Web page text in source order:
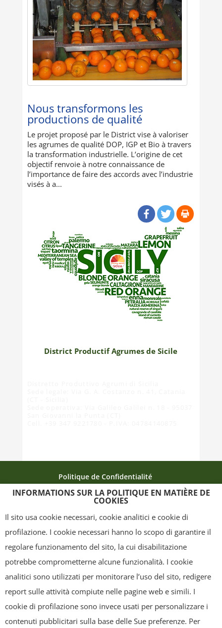
Nous transformons les
productions de qualité
Le projet proposé par le District vise à valoriser
les agrumes de qualité DOP, IGP et Bio à travers
la transformation industrielle. L’origine de cet
objectif renvoie à notre connaissance de
l’importance de faire des accords avec l’industrie
visés à a...
District Productif Agrumes de Sicile
Politique de Confidentialité
Politique relative aux cookies
La carte du site
grafica ed il layout) sono di proprietà del "Distretto Produttivo Agrumi di
Sicilia" e tutelati dal diritto d’autore. È pertanto vietato copiarli,
pubblicarli, riscriverli, commercializzarli, distribuirli, anche soltanto in
parte. Tutti i documenti presenti su questo sito, disponibili gratuitamente
INFORMATIONS SUR LA POLITIQUE EN MATIÈRE DE
COOKIES
Il sito usa cookie necessari, cookie analitici e cookie di
profilazione. I cookie necessari hanno lo scopo di garantire il
regolare funzionamento del sito, la cui disabilitazione
potrebbe comprometterne alcune funzionalità. I cookie
analitici sono utilizzati per monitorare l’uso del sito, redigere
report sulle attività compiute nelle pagine web e simili. I
cookie di profilazione sono invece usati per personalizzare i
contenuti pubblicitari sulla base delle Sue preferenze. Per